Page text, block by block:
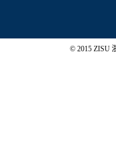
© 2015 ZISU